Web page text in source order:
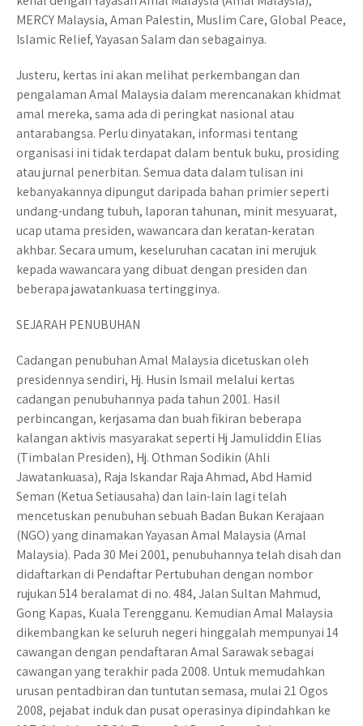
MERCY Malaysia, Aman Palestin, Muslim Care, Global Peace,
Islamic Relief, Yayasan Salam dan sebagainya.
Justeru, kertas ini akan melihat perkembangan dan
pengalaman Amal Malaysia dalam merencanakan khidmat
amal mereka, sama ada di peringkat nasional atau
antarabangsa. Perlu dinyatakan, informasi tentang
organisasi ini tidak terdapat dalam bentuk buku, prosiding
atau jurnal penerbitan. Semua data dalam tulisan ini
kebanyakannya dipungut daripada bahan primier seperti
undang-undang tubuh, laporan tahunan, minit mesyuarat,
ucap utama presiden, wawancara dan keratan-keratan
akhbar. Secara umum, keseluruhan cacatan ini merujuk
kepada wawancara yang dibuat dengan presiden dan
beberapa jawatankuasa tertingginya.
SEJARAH PENUBUHAN
Cadangan penubuhan Amal Malaysia dicetuskan oleh
presidennya sendiri, Hj. Husin Ismail melalui kertas
cadangan penubuhannya pada tahun 2001. Hasil
perbincangan, kerjasama dan buah fikiran beberapa
kalangan aktivis masyarakat seperti Hj Jamuliddin Elias
(Timbalan Presiden), Hj. Othman Sodikin (Ahli
Jawatankuasa), Raja Iskandar Raja Ahmad, Abd Hamid
Seman (Ketua Setiausaha) dan lain-lain lagi telah
mencetuskan penubuhan sebuah Badan Bukan Kerajaan
(NGO) yang dinamakan Yayasan Amal Malaysia (Amal
Malaysia). Pada 30 Mei 2001, penubuhannya telah disah dan
didaftarkan di Pendaftar Pertubuhan dengan nombor
rujukan 514 beralamat di no. 484, Jalan Sultan Mahmud,
Gong Kapas, Kuala Terengganu. Kemudian Amal Malaysia
dikembangkan ke seluruh negeri hinggalah mempunyai 14
cawangan dengan pendaftaran Amal Sarawak sebagai
cawangan yang terakhir pada 2008. Untuk memudahkan
urusan pentadbiran dan tuntutan semasa, mulai 21 Ogos
2008, pejabat induk dan pusat operasinya dipindahkan ke